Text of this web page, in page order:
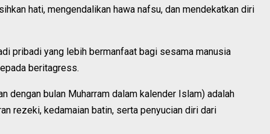
hati, mengendalikan hawa nafsu, dan mendekatkan diri
pribadi yang lebih bermanfaat bagi sesama manusia
beritagress.
dengan bulan Muharram dalam kalender Islam) adalah
rezeki, kedamaian batin, serta penyucian diri dari